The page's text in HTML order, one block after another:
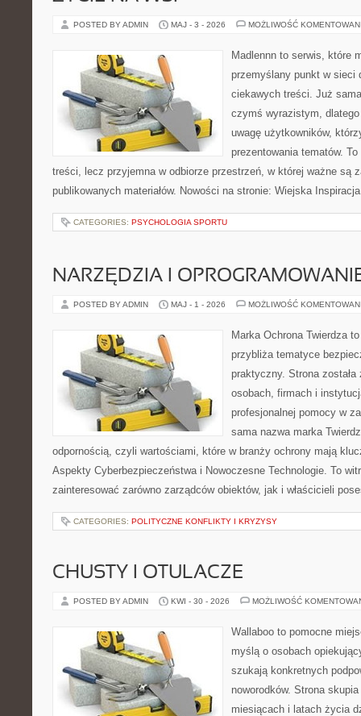
POSTED BY ADMIN MAJ - 3 - 2026 MOŻLIWOŚĆ
Madlennn to serwis, które
przemyślany punkt w sieci
ciekawych treści. Już
czymś wyrazistym,
uwagę użytkowników,
prezentowania tematów.
treści, lecz przyjemna w odbiorze przestrzeń, w której ważne są
publikowanych materiałów. Nowości na stronie: Wiejska
CATEGORIES: PSYCHOLOGIA SPORTU
NARZĘDZIA I
POSTED BY ADMIN MAJ - 1 - 2026 MOŻLIWOŚĆ
Marka Ochrona Twierdza
przybliża tematyce
praktyczny. Strona
osobach, firmach i
profesjonalnej pomocy w
sama nazwa marka
odpornością, czyli wartościami, które w branży ochrony mają
Aspekty Cyberbezpieczeństwa i Nowoczesne Technologie. To
zainteresować zarówno zarządców obiektów, jak i właścicieli
CATEGORIES: POLITYCZNE KONFLIKTY I KRYZYSY
CHUSTY I OTULACZE
POSTED BY ADMIN KWI - 30 - 2026 MOŻLIWOŚĆ
Wallaboo to pomocne
myślą o osobach
szukają konkretnych
noworodków. Strona
miesiącach i latach życia